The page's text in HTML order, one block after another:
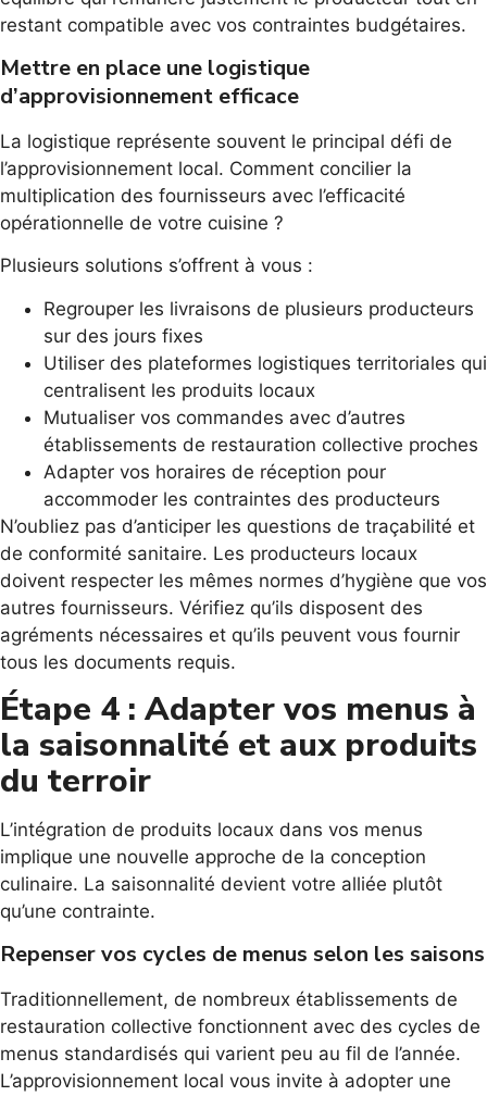
restant compatible avec vos contraintes budgétaires.
Mettre en place une logistique
d’approvisionnement efficace
La logistique représente souvent le principal défi de
l’approvisionnement local. Comment concilier la
multiplication des fournisseurs avec l’efficacité
opérationnelle de votre cuisine ?
Plusieurs solutions s’offrent à vous :
Regrouper les livraisons de plusieurs producteurs
sur des jours fixes
Utiliser des plateformes logistiques territoriales qui
centralisent les produits locaux
Mutualiser vos commandes avec d’autres
établissements de restauration collective proches
Adapter vos horaires de réception pour
accommoder les contraintes des producteurs
N’oubliez pas d’anticiper les questions de traçabilité et
de conformité sanitaire. Les producteurs locaux
doivent respecter les mêmes normes d’hygiène que vos
autres fournisseurs. Vérifiez qu’ils disposent des
agréments nécessaires et qu’ils peuvent vous fournir
tous les documents requis.
Étape 4 : Adapter vos menus à
la saisonnalité et aux produits
du terroir
L’intégration de produits locaux dans vos menus
implique une nouvelle approche de la conception
culinaire. La saisonnalité devient votre alliée plutôt
qu’une contrainte.
Repenser vos cycles de menus selon les saisons
Traditionnellement, de nombreux établissements de
restauration collective fonctionnent avec des cycles de
menus standardisés qui varient peu au fil de l’année.
L’approvisionnement local vous invite à adopter une